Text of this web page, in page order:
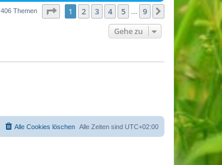
406 Themen Seite von9
1 2 3 4 5 9 Nächste
Gehe zu
Alle Zeiten sind UTC+02:00
Alle Cookies löschen